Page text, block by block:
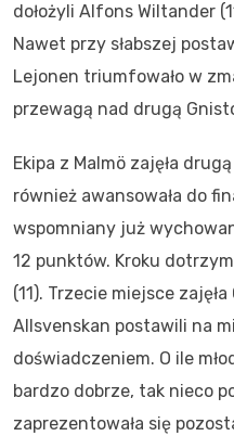
dołożyli Alfons Wiltander
Nawet przy słabszej
Lejonen triumfowało w
przewagą nad drugą
Ekipa z Malmö zajęła
również awansowała do
wspomniany już
12 punktów. Kroku
(11). Trzecie miejsce
Allsvenskan postawili na
doświadczeniem. O ile
bardzo dobrze, tak nieco
zaprezentowała się